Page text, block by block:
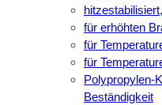
für erhöhten
für
für
Polypropylen-
Beständigkeit